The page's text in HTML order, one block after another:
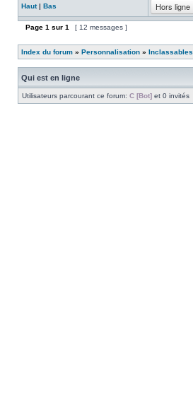
Haut| Bas Hors ligne
Page 1 sur 1 [ 12 messages ]
Index du forum » Personnalisation » Inclassables
Qui est en ligne
Utilisateurs parcourant ce forum: C [Bot] et 0 invités